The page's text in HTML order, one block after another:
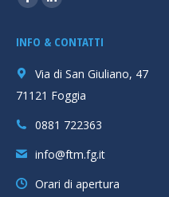
Facebook
opens
in
new
Linkedin
opens
in
new
INFO & CONTATTI
Via di San Giuliano, 47
71121 Foggia
0881 722363
info@ftm.fg.it
Orari di apertura